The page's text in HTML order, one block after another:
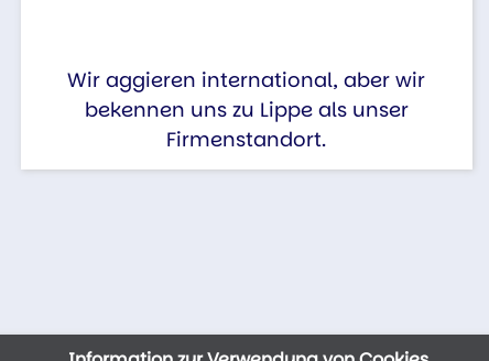
Wir aggieren international, aber wir
bekennen uns zu Lippe als unser
Firmenstandort.